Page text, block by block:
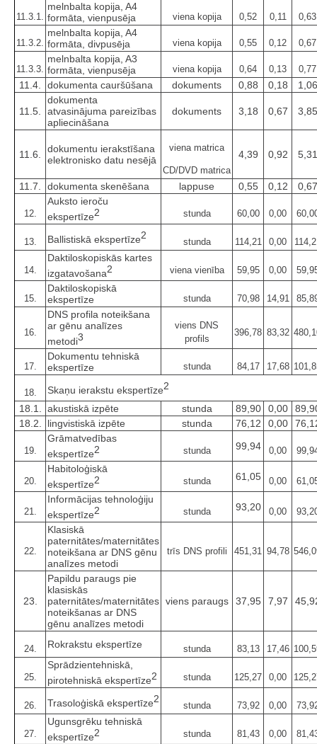
11.3.1.
melnbalta kopija, A4
formāta, vienpusēja
viena kopija 0,52 0,11 0,63
11.3.2.
melnbalta kopija, A4
formāta, divpusēja
viena kopija 0,55 0,12 0,67
11.3.3.
melnbalta kopija, A3
formāta, vienpusēja
viena kopija 0,64 0,13 0,77
11.4. dokumenta cauršūšana dokuments 0,88 0,18 1,06
11.5.
dokumenta
atvasinājuma pareizības
apliecināšana
dokuments 3,18 0,67 3,85
11.6.
dokumentu ierakstīšana
elektronisko datu nesējā
viena matrica
CD/DVD matrica
4,39 0,92 5,31
11.7. dokumenta skenēšana lappuse 0,55 0,12 0,67
12.
Auksto ieroču
ekspertīze2 stunda 60,00 0,00
13. Ballistiskā ekspertīze2
stunda 114,21 0,00
14.
Daktiloskopiskās kartes
izgatavošana2 viena vienība 59,95 0,00
15.
Daktiloskopiskā
ekspertīze
stunda 70,98 14,91
16.
DNS profila noteikšana
ar gēnu analīzes
metodi3
viens DNS
profils
396,78 83,32
17.
Dokumentu tehniskā
ekspertīze
stunda 84,17 17,68
18. Skaņu ierakstu ekspertīze2
18.1. akustiskā izpēte stunda 89,90 0,00
18.2.
lingvistiskā izpēte stunda 76,12 0,00
19.
Grāmatvedības
ekspertīze2 stunda 99,94 0,00
20.
Habitoloģiskā
ekspertīze2 stunda 61,05 0,00
21.
Informācijas tehnoloģiju
ekspertīze2 stunda 93,20 0,00
22.
Klasiskā
paternitātes/maternitātes
noteikšana ar DNS gēnu
analīzes metodi
trīs DNS profili 451,31 94,78
23.
Papildu paraugs pie
klasiskās
paternitātes/maternitātes
noteikšanas ar DNS
gēnu analīzes metodi
viens paraugs 37,95 7,97
24. Rokrakstu ekspertīze stunda 83,13 17,46
25.
Sprādzientehniskā,
pirotehniskā ekspertīze2 stunda 125,27 0,00
26. Trasoloģiskā ekspertīze2
stunda 73,92 0,00
27.
Ugunsgrēku tehniskā
ekspertīze2 stunda 81,43 0,00